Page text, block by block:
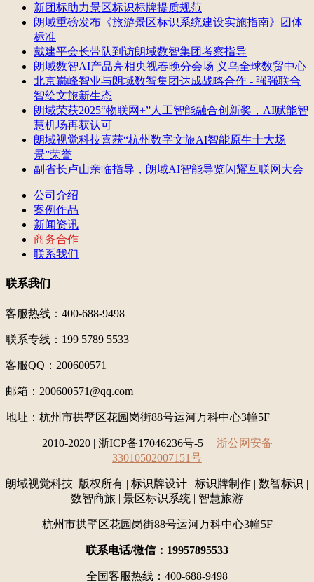
新团标助力景区标识标牌提质规范
朗域重磅发布《旅游景区标识系统建设实施指南》团体
标准
戴建平会长带队到访朗域数智集团考察指导
朗域数智AI产品亮相央视春晚分会场 义乌全球数贸中心
北京巅峰智业与朗域数智集团达成战略合作 - 强强联合
智绘文旅新生态
朗域荣获2025“物联网+”人工智能融合创新奖，AI赋能智
慧机场再获认可
朗域视觉科技喜获“杭州数字文旅AI智能原生十大场
景”荣誉
副省长卢山亲临指导，朗域AI智能导览闪耀互联网大会
公司介绍
案例作品
新闻资讯
商务合作
联系我们
联系我们
客服热线：400-688-9498
联系专线：199 5789 5533
客服QQ：200600571
邮箱：200600571@qq.com
地址： 杭州市拱墅区花园岗街88号运河万科中心3幢5F
2010-2020 | 浙ICP备17046236号-5 |
浙公网安备
33010502007151号
朗域视觉科技 版权所有 | 标识牌设计 | 标识牌制作 | 数智标识 |
数智商旅 | 景区标识系统 | 智慧旅游
杭州市拱墅区花园岗街88号运河万科中心3幢5F
联系电话/微信：19957895533
全国客服热线：400-688-9498